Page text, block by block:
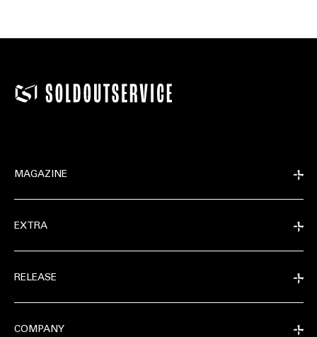
MAGAZINE
EXTRA
RELEASE
COMPANY